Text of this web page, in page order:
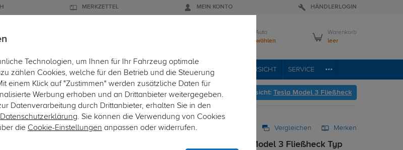
MERKZETTEL MEIN KONTO HÄNDLERLOGIN
Mein Auto
Bitte wählen
Warenkorb
leer
FAHRRADTRÄGER ZUBEHÖR EINBAUSERVICE FAHRZEUGÜBERSICHT SERVICE
Hier geht's zur Fahrzeugübersicht: Tesla Model 3 Fließheck
Art.-Nr. 13TE004-1 Vergleichen Merken
ECS Electronics Elektrosatz 13-pol. für Tesla Model 3 Fließheck Typ
Technologien, um Ihnen für Ihr Fahrzeug optimale
zählen Cookies, welche für den Betrieb und die Steuerung
einem Klick auf "Zustimmen" werden zusätzliche Daten für
Werbung erhoben und an Drittanbieter weitergegeben.
Datenverarbeitung durch Drittanbieter, erhalten Sie in den
Datenschutzerklärung. Sie können die Verwendung von Cookies
die Cookie-Einstellungen anpassen oder widerrufen.